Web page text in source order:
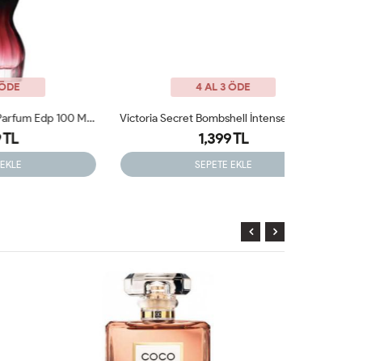
Jean Poul La Belle Le Parfum Edp 100 ML Tester Bayan
4 AL 3 ÖDE
Victoria Secret Bombshell İntense 100 Ml Tester Parfum
SEPETE EKLE